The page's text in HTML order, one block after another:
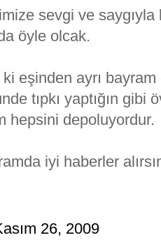
sevgi ve saygıyla
öyle olcak.
eşinden ayrı
tıpkı yaptığın gibi
hepsini depoluyordur.
iyi haberler
26, 2009